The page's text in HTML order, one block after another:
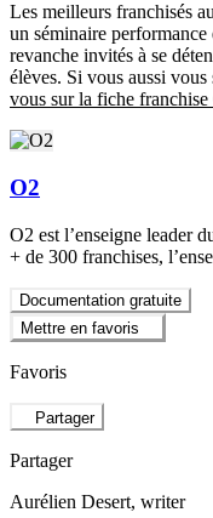
Les meilleurs franchisés
un séminaire
revanche invités à se
élèves. Si vous aussi
vous sur la fiche
O2
O2 est l’enseigne leader
+ de 300 franchises,
Documentation gratuite
Mettre en favoris
Favoris
Partager
Partager
Aurélien Desert, writer